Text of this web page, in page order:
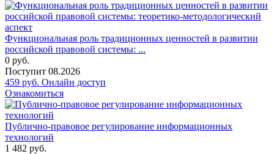
Функциональная роль традиционных ценностей в развитии
российской правовой системы: ...
0 руб.
Поступит 08.2026
459 руб. Онлайн доступ
Ознакомиться
Публично-правовое регулирование информационных
технологий
1 482 руб.